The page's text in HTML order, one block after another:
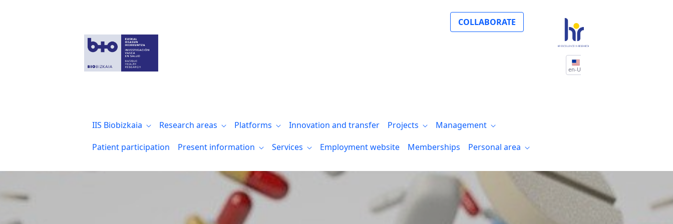
COLLABORATE
en-US
IIS Biobizkaia Research areas Platforms Innovation and transfer Projects
Management
Patient participation
Present information Services Employment website Memberships Personal area